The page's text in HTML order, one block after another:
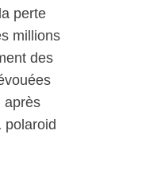
perte
millions
des
après
polaroid